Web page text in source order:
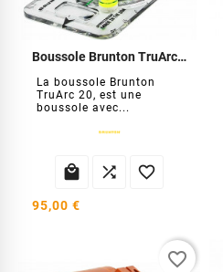
Boussole Brunton TruArc 20
La boussole Brunton
TruArc 20, est une
boussole avec...
  
95,00 €
favorite_border